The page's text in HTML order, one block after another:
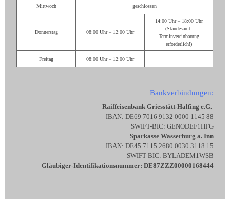
Mittwoch geschlossen
Donnerstag 08:00 Uhr – 12:00 Uhr
14:00 Uhr – 18:00 Uhr
(Standesamt:
Terminvereinbarung
erforderlich!)
Freitag 08:00 Uhr – 12:00 Uhr
Bankverbindungen:
Raiffeisenbank Griesstätt-Halfing e.G.
IBAN: DE69 7016 9132 0000 1145 88
SWIFT-BIC: GENODEF1HFG
Sparkasse Wasserburg a. Inn
IBAN: DE45 7115 2680 0030 3118 15
SWIFT-BIC: BYLADEM1WSB
Gläubiger-Identifikationsnummer: DE87ZZZ00000168444